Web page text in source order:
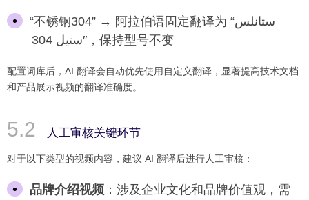
“不锈钢304” → 阿拉伯语固定翻译为 “ستانلس
ستيل 304″，保持型号不变
配置词库后，AI 翻译会自动优先使用自定义翻译，显著提高技术文档
和产品展示视频的翻译准确度。
人工审核关键环节
对于以下类型的视频内容，建议 AI 翻译后进行人工审核：
品牌介绍视频 ：涉及企业文化和品牌价值观，需